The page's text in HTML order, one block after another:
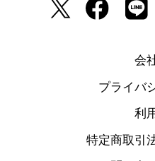
会
プライバ
利
特定商取引